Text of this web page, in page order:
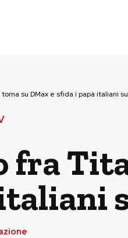
su DMax e sfida i papà italiani
fra